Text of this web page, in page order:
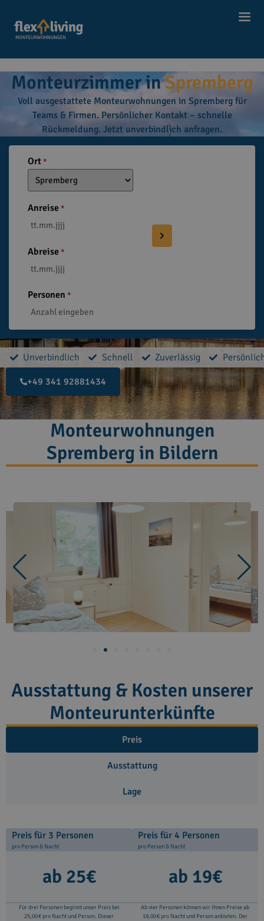
Monteurzimmer inSpremberg
Voll ausgestattete Monteurwohnungen in Spremberg für
Teams & Firmen. Persönlicher Kontakt – schnelle
Rückmeldung. Jetzt unverbindlich anfragen.
Ort *
Anreise *
Abreise *
Personen *
Unverbindlich Schnell Zuverlässig
+49 341 92881434
Monteurwohnungen
Spremberg in Bildern
Ausstattung & Kosten unserer
Monteurunterkünfte
Preis
Ausstattung
Lage
Preis für 3 Personen
pro Person & Nacht
ab 25€
Für drei Personen beginnt unser Preis bei
25,00 € pro Nacht und Person. Dieser
Preis für 4 Personen
pro Person & Nacht
ab 19€
Ab vier Personen können wir Ihnen Preise ab
19,00 € pro Nacht und Person anbieten. Der